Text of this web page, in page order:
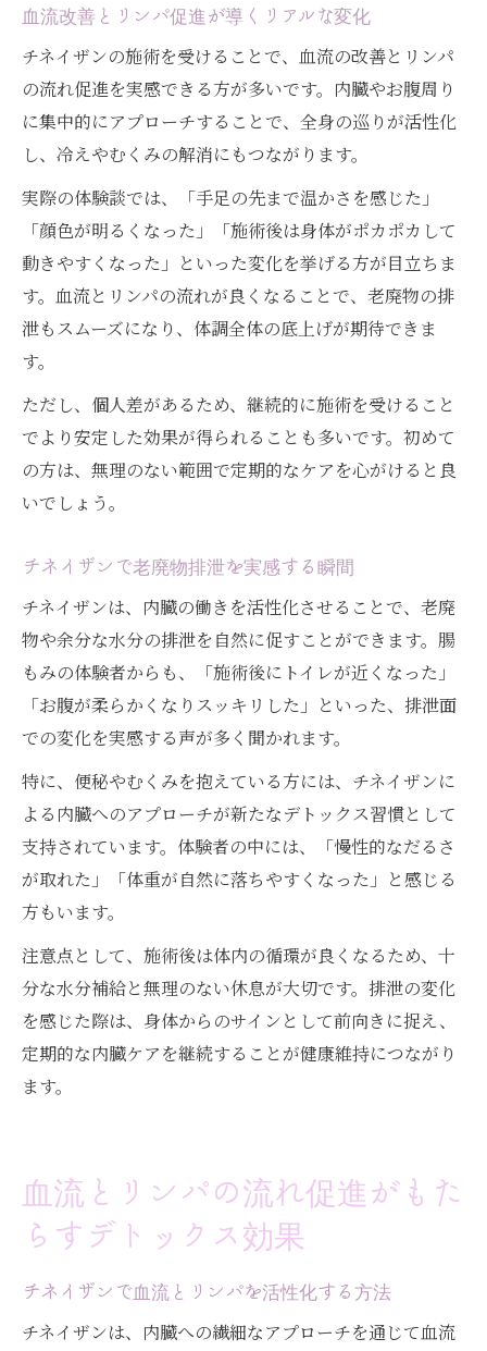
血流改善とリンパ促進が導くリアルな変化
チネイザンの施術を受けることで、血流の改善とリンパ
の流れ促進を実感できる方が多いです。内臓やお腹周り
に集中的にアプローチすることで、全身の巡りが活性化
し、冷えやむくみの解消にもつながります。
実際の体験談では、「手足の先まで温かさを感じた」
「顔色が明るくなった」「施術後は身体がポカポカして
動きやすくなった」といった変化を挙げる方が目立ちま
す。血流とリンパの流れが良くなることで、老廃物の排
泄もスムーズになり、体調全体の底上げが期待できま
す。
ただし、個人差があるため、継続的に施術を受けること
でより安定した効果が得られることも多いです。初めて
の方は、無理のない範囲で定期的なケアを心がけると良
いでしょう。
チネイザンで老廃物排泄を実感する瞬間
チネイザンは、内臓の働きを活性化させることで、老廃
物や余分な水分の排泄を自然に促すことができます。腸
もみの体験者からも、「施術後にトイレが近くなった」
「お腹が柔らかくなりスッキリした」といった、排泄面
での変化を実感する声が多く聞かれます。
特に、便秘やむくみを抱えている方には、チネイザンに
よる内臓へのアプローチが新たなデトックス習慣として
支持されています。体験者の中には、「慢性的なだるさ
が取れた」「体重が自然に落ちやすくなった」と感じる
方もいます。
注意点として、施術後は体内の循環が良くなるため、十
分な水分補給と無理のない休息が大切です。排泄の変化
を感じた際は、身体からのサインとして前向きに捉え、
定期的な内臓ケアを継続することが健康維持につながり
ます。
血流とリンパの流れ促進がもた
らすデトックス効果
チネイザンで血流とリンパを活性化する方法
チネイザンは、内臓への繊細なアプローチを通じて血流